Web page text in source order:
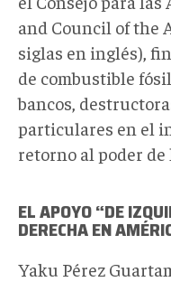
and Council of the
siglas en inglés),
de combustible
bancos,
particulares en el
retorno al poder de
EL APOYO “DE
DERECHA EN
Yaku Pérez